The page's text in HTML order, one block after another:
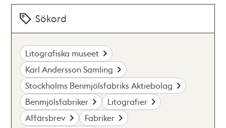
Sökord
Litografiska museet
Karl Andersson Samling
Stockholms Benmjölsfabriks Aktiebolag
Benmjölsfabriker
Litografier
Affärsbrev
Fabriker